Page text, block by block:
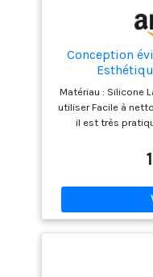
Conception
Matériau : Silicone
utiliser Facile à
il est très
contacter. Nous
à